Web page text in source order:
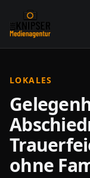
LOKALES
ohne